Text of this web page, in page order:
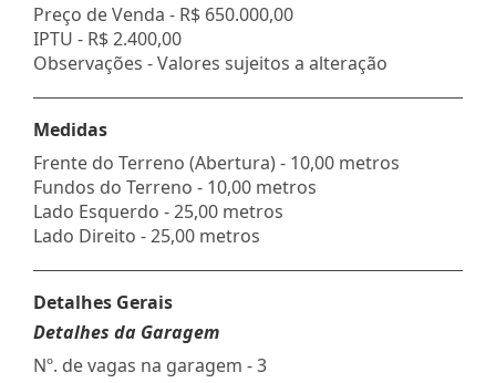
Preço de Venda - R$ 650.000,00
IPTU - R$ 2.400,00
Observações - Valores sujeitos a alteração
Medidas
Frente do Terreno (Abertura) - 10,00 metros
Fundos do Terreno - 10,00 metros
Lado Esquerdo - 25,00 metros
Lado Direito - 25,00 metros
Detalhes Gerais
Detalhes da Garagem
Nº. de vagas na garagem - 3